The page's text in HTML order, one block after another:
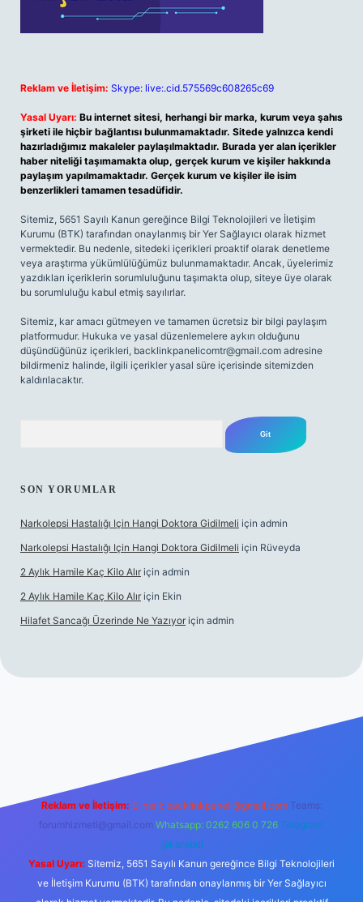
Reklam ve İletişim: Skype: live:.cid.575569c608265c69
Yasal Uyarı: Bu internet sitesi, herhangi bir marka, kurum veya şahıs
şirketi ile hiçbir bağlantısı bulunmamaktadır. Sitede yalnızca kendi
hazırladığımız makaleler paylaşılmaktadır. Burada yer alan içerikler
haber niteliği taşımamakta olup, gerçek kurum ve kişiler hakkında
paylaşım yapılmamaktadır. Gerçek kurum ve kişiler ile isim
benzerlikleri tamamen tesadüfidir.
Sitemiz, 5651 Sayılı Kanun gereğince Bilgi Teknolojileri ve İletişim
Kurumu (BTK) tarafından onaylanmış bir Yer Sağlayıcı olarak hizmet
vermektedir. Bu nedenle, sitedeki içerikleri proaktif olarak denetleme
veya araştırma yükümlülüğümüz bulunmamaktadır. Ancak, üyelerimiz
yazdıkları içeriklerin sorumluluğunu taşımakta olup, siteye üye olarak
bu sorumluluğu kabul etmiş sayılırlar.
Sitemiz, kar amacı gütmeyen ve tamamen ücretsiz bir bilgi paylaşım
platformudur. Hukuka ve yasal düzenlemelere aykırı olduğunu
düşündüğünüz içerikleri, backlinkpanelicomtr@gmail.com adresine
bildirmeniz halinde, ilgili içerikler yasal süre içerisinde sitemizden
kaldırılacaktır.
SON YORUMLAR
Narkolepsi Hastalığı Için Hangi Doktora Gidilmeli için admin
Narkolepsi Hastalığı Için Hangi Doktora Gidilmeli için Rüveyda
2 Aylık Hamile Kaç Kilo Alır için admin
2 Aylık Hamile Kaç Kilo Alır için Ekin
Hilafet Sancağı Üzerinde Ne Yazıyor için admin
Reklam ve İletişim: E-mail: backlinkpaneli@gmail.com Teams:
forumhizmeti@gmail.com Whatsapp: 0262 606 0 726 Telegram:
@karabul
Yasal Uyarı: Sitemiz, 5651 Sayılı Kanun gereğince Bilgi Teknolojileri
ve İletişim Kurumu (BTK) tarafından onaylanmış bir Yer Sağlayıcı